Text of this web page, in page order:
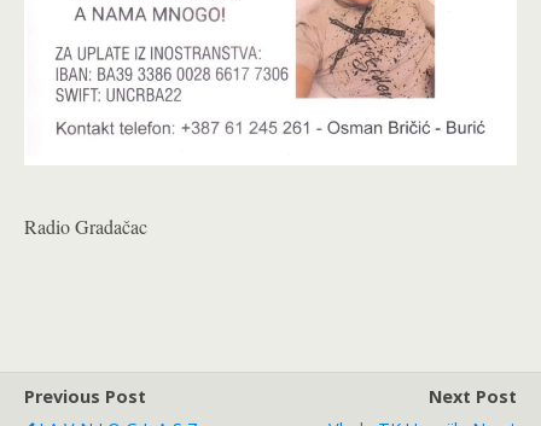
Radio Gradačac
Previous Post
Next Post